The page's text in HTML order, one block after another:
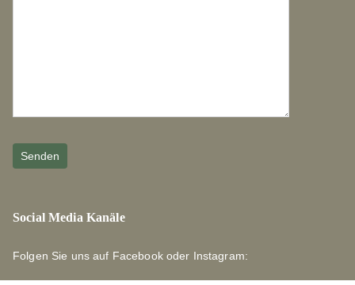
Social Media Kanäle
Folgen Sie uns auf Facebook oder Instagram: